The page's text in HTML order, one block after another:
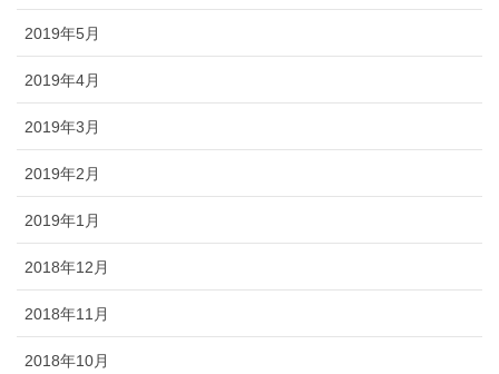
2019年5月
2019年4月
2019年3月
2019年2月
2019年1月
2018年12月
2018年11月
2018年10月